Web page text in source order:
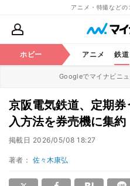
アニメ・特撮などの
ホビー アニメ 鉄道
Googleでマイナビニ
京阪電気鉄道、定期
入方法を券売機に集約
掲載日 2026/05/08 18:27
著者： 佐々木康弘